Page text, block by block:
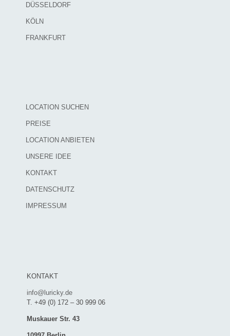
DÜSSELDORF
KÖLN
FRANKFURT
LOCATION SUCHEN
PREISE
LOCATION ANBIETEN
UNSERE IDEE
KONTAKT
DATENSCHUTZ
IMPRESSUM
KONTAKT
info@luricky.de
T. +49 (0) 172 – 30 999 06
Muskauer Str. 43